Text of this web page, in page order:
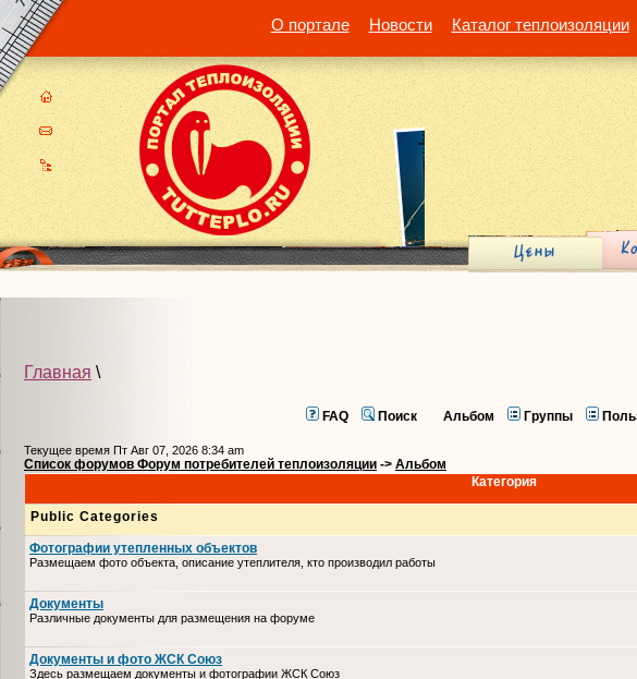
О портале Новости Каталог теплоизоляции
Главная \
FAQ Поиск Альбом Группы
Текущее время Пт Авг 07, 2026 8:34 am
Список форумов Форум потребителей теплоизоляции -> Альбом
Категория
Public Categories
Фотографии утепленных объектов
Размещаем фото объекта, описание утеплителя, кто производил работы
Документы
Различные документы для размещения на форуме
Документы и фото ЖСК Союз
Здесь размещаем документы и фотографии ЖСК Союз